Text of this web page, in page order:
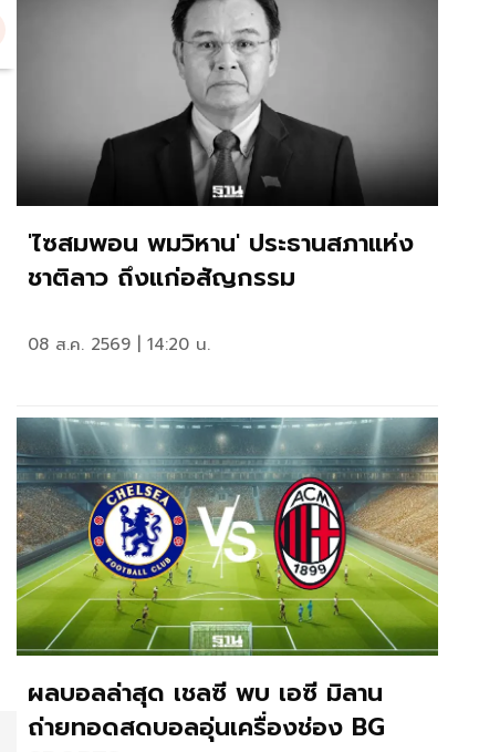
'ไซสมพอน พมวิหาน' ประธานสภาแห่ง
ชาติลาว ถึงแก่อสัญกรรม
08 ส.ค. 2569 | 14:20 น.
ผลบอลล่าสุด เชลซี พบ เอซี มิลาน
ถ่ายทอดสดบอลอุ่นเครื่องช่อง BG